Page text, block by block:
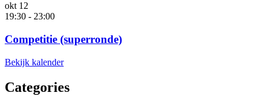
okt 12
19:30 - 23:00
Competitie (superronde)
Bekijk kalender
Categories